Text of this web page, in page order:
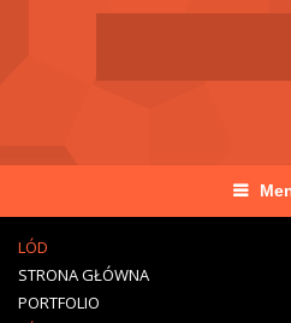
LÓD
STRONA GŁÓWNA
PORTFOLIO